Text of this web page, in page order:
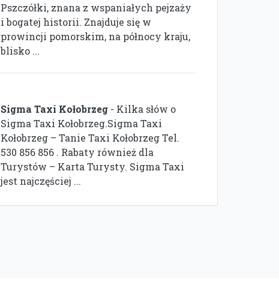
Pszczółki, znana z wspaniałych pejzaży
i bogatej historii. Znajduje się w
prowincji pomorskim, na północy kraju,
blisko ...
Sigma Taxi Kołobrzeg - Kilka słów o
Sigma Taxi Kołobrzeg.Sigma Taxi
Kołobrzeg – Tanie Taxi Kołobrzeg Tel.
530 856 856 . Rabaty również dla
Turystów – Karta Turysty. Sigma Taxi
jest najczęściej ...